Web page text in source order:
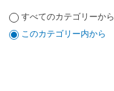
すべてのカテゴリーから
このカテゴリー内から